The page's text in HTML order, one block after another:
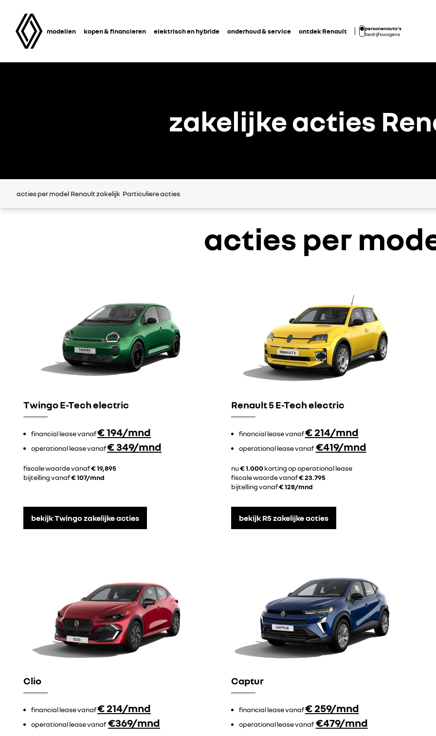
modellen kopen & financieren elektrisch en hybride onderhoud & service ontdek Renault
personenauto's
bedrijfswagens
zakelijke acties
acties per model Renault zakelijk Particuliere acties
acties per
Twingo E-Tech electric
financial lease vanaf€ 194/mnd
operational lease vanaf€ 349/mnd
fiscale waarde vanaf€ 19,895
bijtelling vanaf€ 107/mnd
bekijk Twingo zakelijke acties
Renault 5 E-Tech electric
financial lease vanaf€ 214/mnd
operational lease vanaf€419/mnd
nu€ 1.000korting op operational lease
fiscale waarde vanaf€ 23.795
bijtelling vanaf€ 128/mnd
bekijk R5 zakelijke acties
Clio
financial lease vanaf€ 214/mnd
operational lease vanaf€369/mnd
Captur
financial lease vanaf€ 259/mnd
operational lease vanaf€479/mnd